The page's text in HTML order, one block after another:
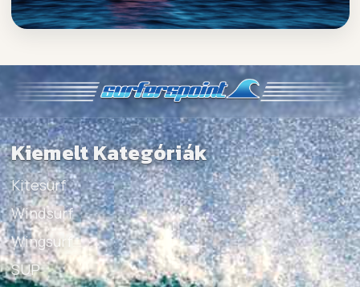
Kiemelt Kategóriák
Kitesurf
Windsurf
Wingsurf
SUP